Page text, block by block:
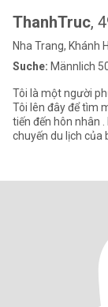
ThanhTruc,
Nha Trang, Khánh
Suche: Männlich
Tôi là một người
Tôi lên đây để tìm
tiến đến hôn nhân
chuyến du lịch của